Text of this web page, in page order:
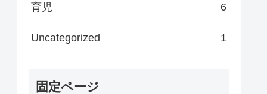
育児 6
Uncategorized 1
固定ページ